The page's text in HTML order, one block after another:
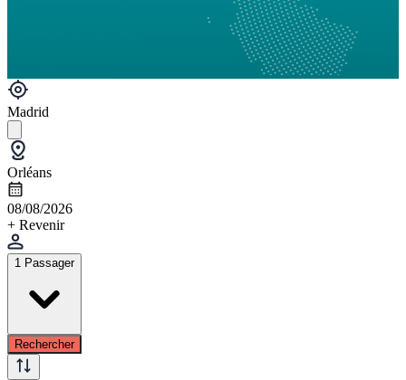
Madrid
Orléans
08/08/2026
+ Revenir
1 Passager
Rechercher